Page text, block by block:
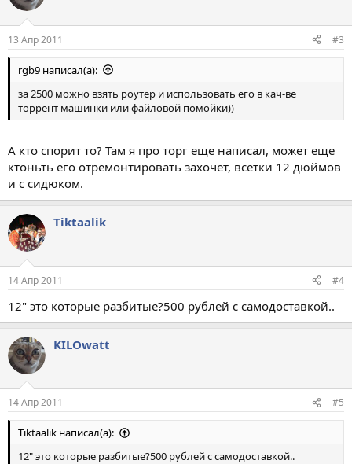
13 Апр 2011 #3
rgb9 написал(а):
за 2500 можно взять роутер и использовать его в кач-ве
торрент машинки или файловой помойки))
А кто спорит то? Там я про торг еще написал, может еще
ктоньть его отремонтировать захочет, всетки 12 дюймов
и с сидюком.
Tiktaalik
14 Апр 2011 #4
12" это которые разбитые?500 рублей с самодоставкой..
KILOwatt
14 Апр 2011 #5
Tiktaalik написал(а):
12" это которые разбитые?500 рублей с самодоставкой..